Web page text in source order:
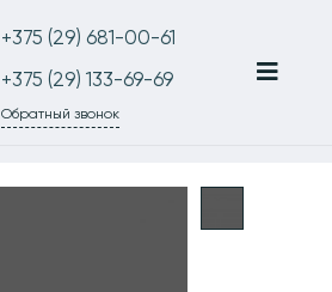
+375 (29) 681-00-61
+375 (29) 133-69-69
Обратный звонок